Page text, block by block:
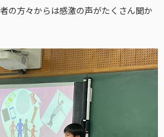
の方々からは感激の声がたくさん聞か